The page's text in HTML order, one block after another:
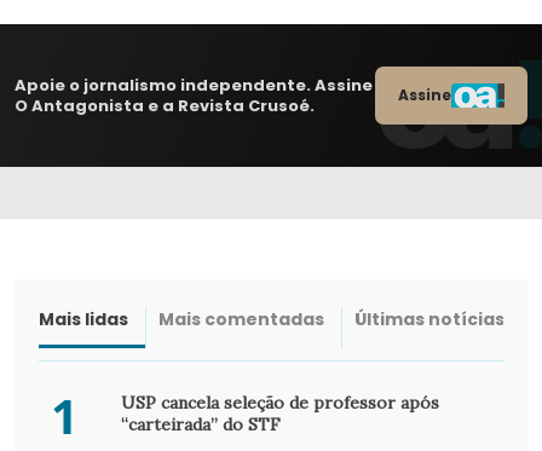
Apoie o jornalismo independente. Assine
O Antagonista e a Revista Crusoé.
Assine
Mais lidas Mais comentadas Últimas notícias
1
USP cancela seleção de professor após
“carteirada” do STF